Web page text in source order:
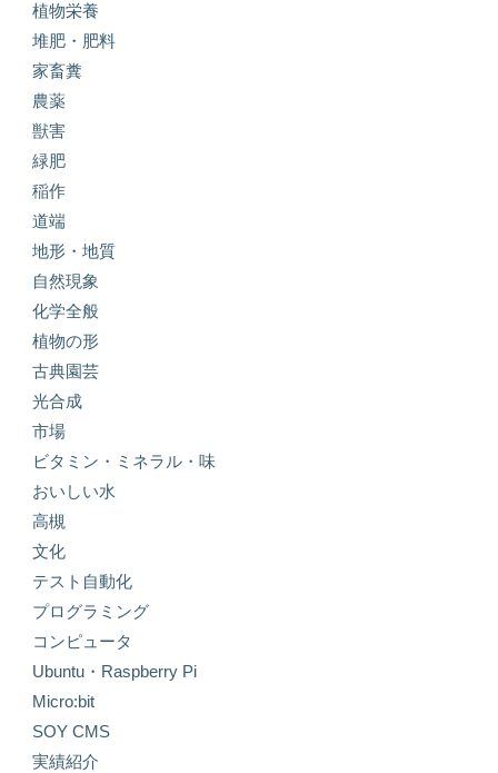
植物栄養
堆肥・肥料
家畜糞
農薬
獣害
緑肥
稲作
道端
地形・地質
自然現象
化学全般
植物の形
古典園芸
光合成
市場
ビタミン・ミネラル・味
おいしい水
高槻
文化
テスト自動化
プログラミング
コンピュータ
Ubuntu・Raspberry Pi
Micro:bit
SOY CMS
実績紹介